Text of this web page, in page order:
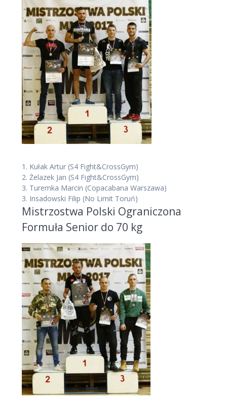
1. Kułak Artur (S4 Fight&CrossGym)
2. Żelazek Jan (S4 Fight&CrossGym)
3. Turemka Marcin (Copacabana Warszawa)
3. Insadowski Filip (No Limit Toruń)
Mistrzostwa Polski Ograniczona
Formuła Senior do 70 kg